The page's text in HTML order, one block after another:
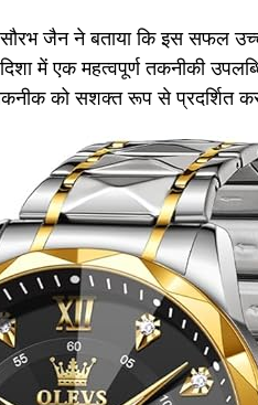
जैन ने बताया कि इस सफल
में एक महत्वपूर्ण तकनीकी
को सशक्त रूप से प्रदर्शित